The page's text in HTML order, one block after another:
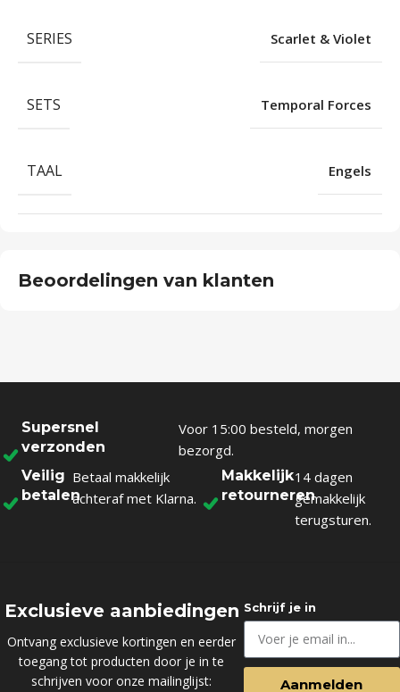
SERIES Scarlet & Violet
SETS Temporal Forces
TAAL Engels
Beoordelingen van klanten
Supersnel
verzonden
Voor 15:00 besteld, morgen
bezorgd.
Veilig
betalen
Betaal makkelijk
achteraf met Klarna.
Makkelijk
retourneren
14 dagen
gemakkelijk
terugsturen.
Exclusieve aanbiedingen
Ontvang exclusieve kortingen en eerder
toegang tot producten door je in te
schrijven voor onze mailinglijst:
Schrijf je in
Aanmelden